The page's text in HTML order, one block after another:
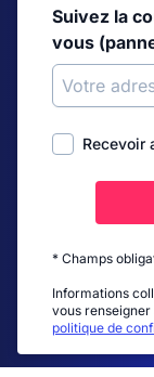
Suivez la
vous
Recevoir
* Champs
Informations
vous
politique de